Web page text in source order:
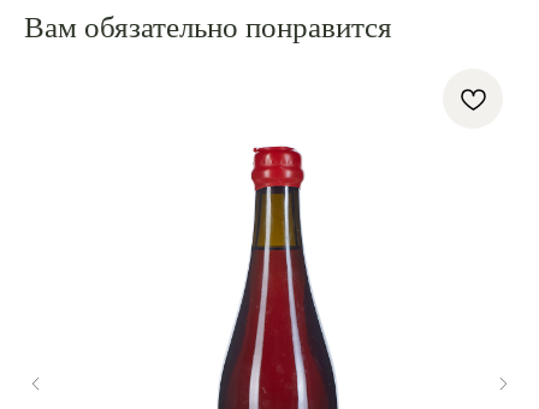
Вам обязательно понравится